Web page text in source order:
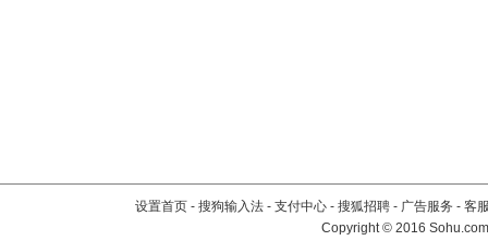
设置首页 - 搜狗输入法 - 支付中心 - 搜狐招聘 - 广告服务 - 客
Copyright©2016